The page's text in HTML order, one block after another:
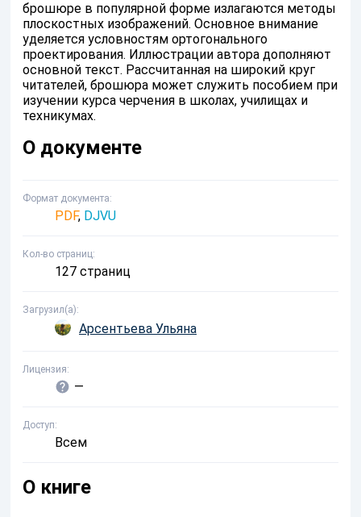
брошюре в популярной форме излагаются методы
плоскостных изображений. Основное внимание
уделяется условностям ортогонального
проектирования. Иллюстрации автора дополняют
основной текст. Рассчитанная на широкий круг
читателей, брошюра может служить пособием при
изучении курса черчения в школах, училищах и
техникумах.
О документе
Формат документа
PDF, DJVU
Кол-во страниц
127 страниц
Загрузил(а)
Арсентьева Ульяна
Лицензия
—
Доступ
Всем
О книге